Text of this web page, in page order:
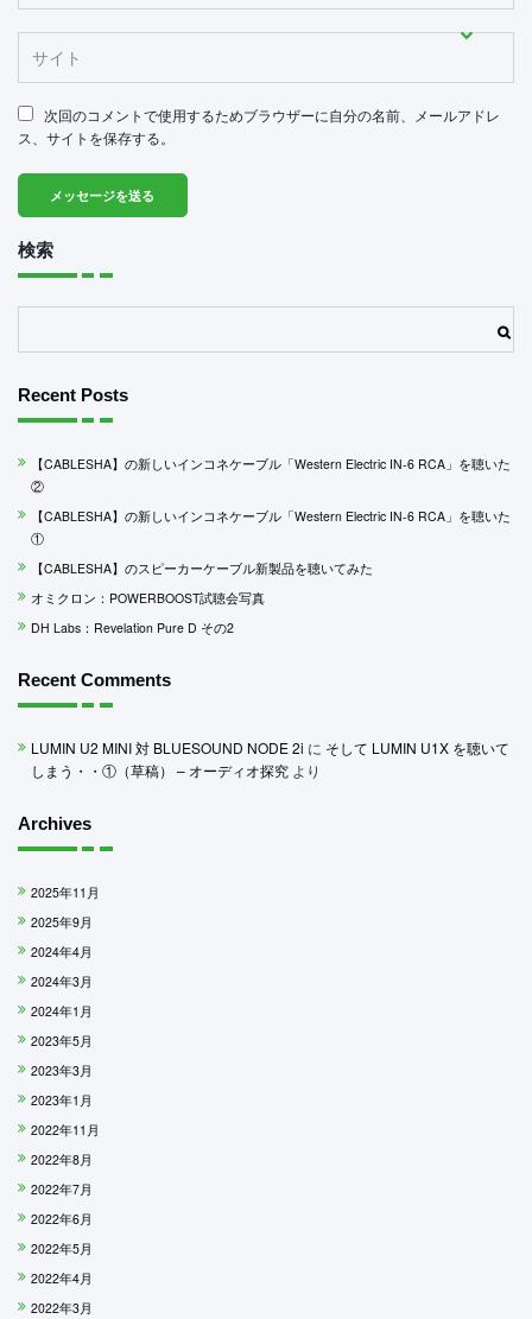
次回のコメントで使用するためブラウザーに自分の名前、メールアドレ
ス、サイトを保存する。
検索
Recent Posts
【CABLESHA】の新しいインコネケーブル「Western Electric IN-6 RCA」を聴いた
②
【CABLESHA】の新しいインコネケーブル「Western Electric IN-6 RCA」を聴いた
①
【CABLESHA】のスピーカーケーブル新製品を聴いてみた
オミクロン：POWERBOOST試聴会写真
DH Labs：Revelation Pure D その2
Recent Comments
LUMIN U2 MINI 対 BLUESOUND NODE 2i に そして LUMIN U1X を聴いて
しまう・・①（草稿） – オーディオ探究 より
Archives
2025年11月
2025年9月
2024年4月
2024年3月
2024年1月
2023年5月
2023年3月
2023年1月
2022年11月
2022年8月
2022年7月
2022年6月
2022年5月
2022年4月
2022年3月